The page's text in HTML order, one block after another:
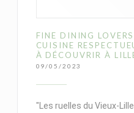
FINE DINING
CUISINE
À DÉCOUVRIR À
09/05/2023
"Les ruelles du Vieux-